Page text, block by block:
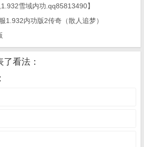
雪域内功.qq85813490】
1.932内功版2传奇（散人追梦）
看法：